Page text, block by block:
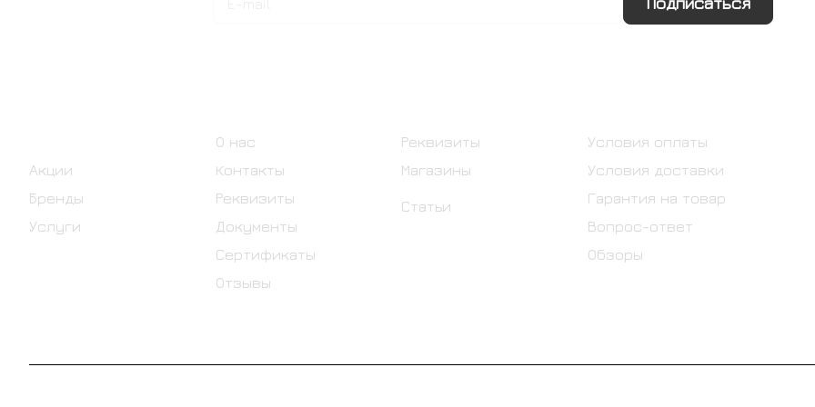
Акции
Бренды
Услуги
О нас
Контакты
Реквизиты
Документы
Сертификаты
Отзывы
Реквизиты
Магазины
Статьи
Условия оплаты
Условия доставки
Гарантия на товар
Вопрос-ответ
Обзоры